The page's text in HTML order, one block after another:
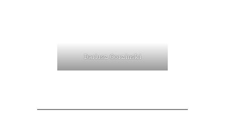
Dariusz Gorzinski